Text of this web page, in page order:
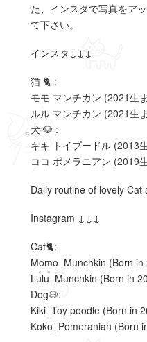
た、インスタで写真をア
て下さい。
インスタ↓↓↓
猫 🐈 :
モモ マンチカン (2021生
ルル マンチカン (2021生
犬 🐶 :
キキ トイプードル (2013
ココ ポメラニアン (2019
Daily routine of lovely Cat
Instagram ↓↓↓
Cat🐈:
Momo_Munchkin (Born in
Lulu_Munchkin (Born in
Dog🐶:
Kiki_Toy poodle (Born in
Koko_Pomeranian (Born